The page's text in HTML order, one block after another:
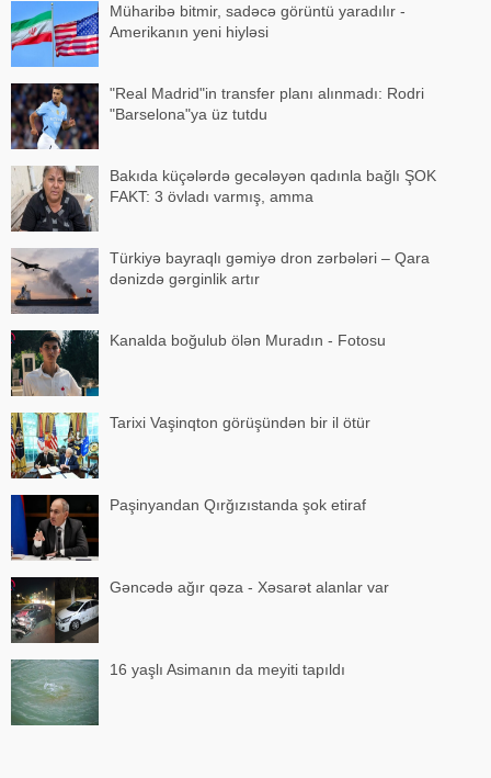
Müharibə bitmir, sadəcə görüntü yaradılır -
Amerikanın yeni hiyləsi
"Real Madrid"in transfer planı alınmadı: Rodri
"Barselona"ya üz tutdu
Bakıda küçələrdə gecələyən qadınla bağlı ŞOK
FAKT: 3 övladı varmış, amma
Türkiyə bayraqlı gəmiyə dron zərbələri – Qara
dənizdə gərginlik artır
Kanalda boğulub ölən Muradın - Fotosu
Tarixi Vaşinqton görüşündən bir il ötür
Paşinyandan Qırğızıstanda şok etiraf
Gəncədə ağır qəza - Xəsarət alanlar var
16 yaşlı Asimanın da meyiti tapıldı